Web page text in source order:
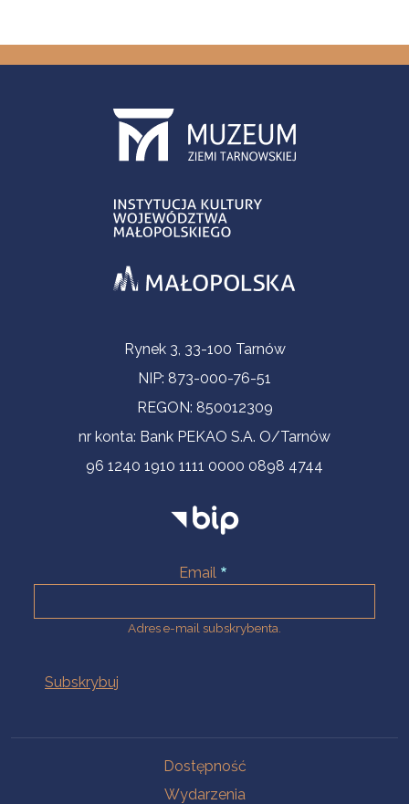
Informacje kontaktoweRynek 3, 33-100 Tarnów
NIP: 873-000-76-51
REGON: 850012309
nr konta: Bank PEKAO S.A. O/Tarnów
96 1240 1910 1111 0000 0898 4744
Email
Adres e-mail subskrybenta.
Dostępność
Wydarzenia